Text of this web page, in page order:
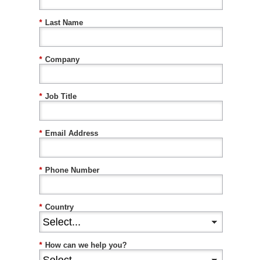
* Last Name
* Company
* Job Title
* Email Address
* Phone Number
* Country
* How can we help you?